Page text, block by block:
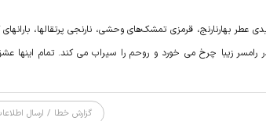
بهارنارنج، قرمزی تمشک‌های وحشی، نارنجی پرتقالها، بارانهای
رامسر زیبا چرخ می خورد و روحم را سیراب می کند. تمام اینها
گزارش خطا / ارسال